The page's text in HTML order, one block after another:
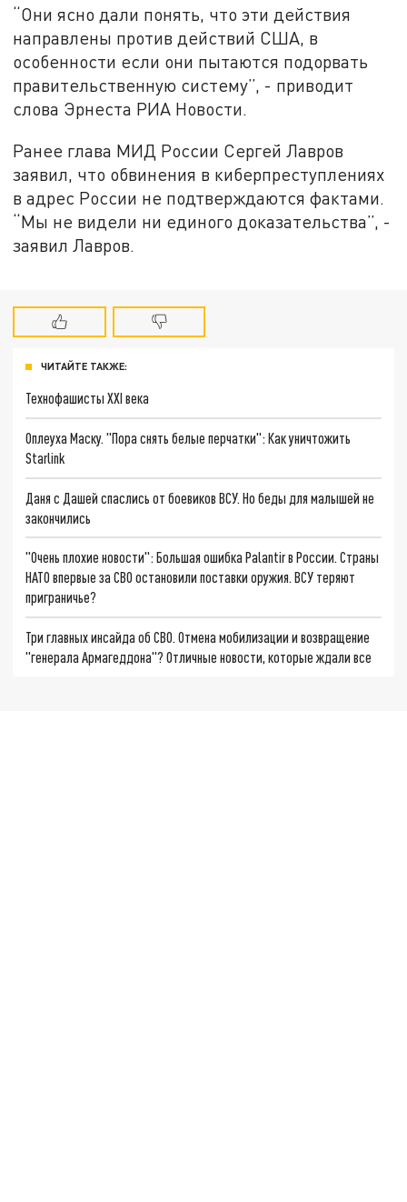
“Они ясно дали понять, что эти действия
направлены против действий США, в
особенности если они пытаются подорвать
правительственную систему”, - приводит
слова Эрнеста РИА Новости.
Ранее глава МИД России Сергей Лавров
заявил, что обвинения в киберпреступлениях
в адрес России не подтверждаются фактами.
“Мы не видели ни единого доказательства”, -
заявил Лавров.
ЧИТАЙТЕ ТАКЖЕ:
Технофашисты XXI века
Оплеуха Маску. "Пора снять белые перчатки": Как уничтожить
Starlink
Даня с Дашей спаслись от боевиков ВСУ. Но беды для малышей не
закончились
"Очень плохие новости": Большая ошибка Palantir в России. Страны
НАТО впервые за СВО остановили поставки оружия. ВСУ теряют
приграничье?
Три главных инсайда об СВО. Отмена мобилизации и возвращение
"генерала Армагеддона"? Отличные новости, которые ждали все